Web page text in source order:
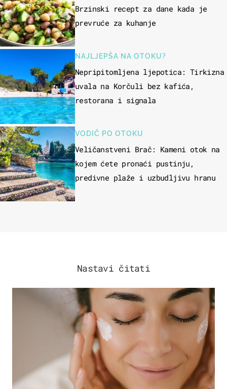
Brzinski recept za dane kada je
prevruće za kuhanje
NAJLJEPŠA NA OTOKU?
Nepripitomljena ljepotica: Tirkizna
uvala na Korčuli bez kafića,
restorana i signala
VODIČ PO OTOKU
Veličanstveni Brač: Kameni otok na
kojem ćete pronaći pustinju,
predivne plaže i uzbudljivu hranu
Nastavi čitati
MODA & LJEPOTA